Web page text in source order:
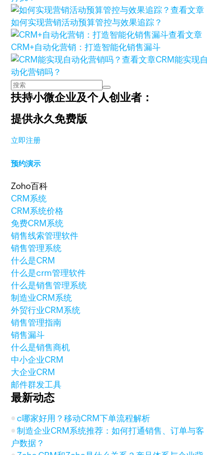
查看文章
如何实现营销活动预算管控与效果追踪？
查看文章
CRM+自动化营销：打造智能化销售漏斗
查看文章CRM能实现自
动化营销吗？
扶持小微企业及个人创业者：
提供永久免费版
立即注册
预约演示
Zoho百科
CRM系统
CRM系统价格
免费CRM系统
销售线索管理软件
销售管理系统
什么是CRM
什么是crm管理软件
什么是销售管理系统
制造业CRM系统
外贸行业CRM系统
销售管理指南
销售漏斗
什么是销售商机
中小企业CRM
大企业CRM
邮件群发工具
最新动态
c哪家好用？移动CRM下单流程解析
制造企业CRM系统推荐：如何打通销售、订单与客
户数据？